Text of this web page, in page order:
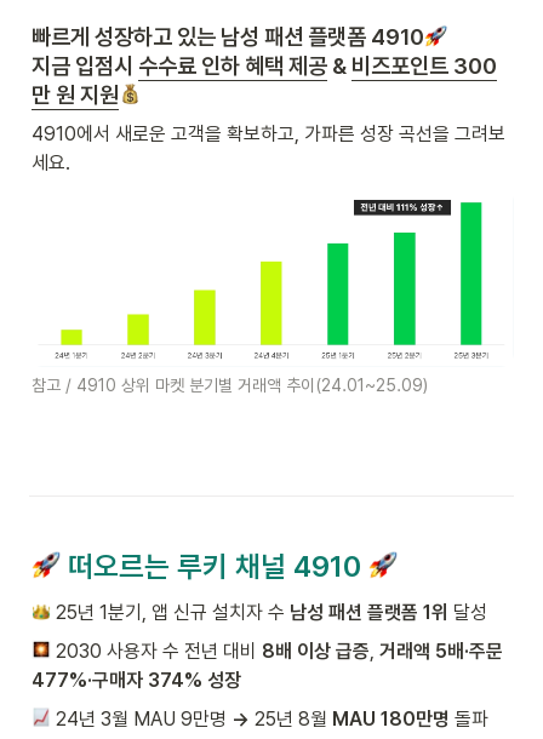
빠르게 성장하고 있는 남성 패션 플랫폼 4910
지금 입점시 수수료 인하 혜택 제공 & 비즈포인트 300
만 원 지원
4910에서 새로운 고객을 확보하고, 가파른 성장 곡선을 그려보
세요.
참고 / 4910 상위 마켓 분기별 거래액 추이(24.01~25.09)
떠오르는 루키 채널 4910
25년 1분기, 앱 신규 설치자 수 남성 패션 플랫폼 1위 달성
2030 사용자 수 전년 대비 8배 이상 급증, 거래액 5배·주문
477%·구매자 374% 성장
24년 3월 MAU 9만명 → 25년 8월 MAU 180만명 돌파